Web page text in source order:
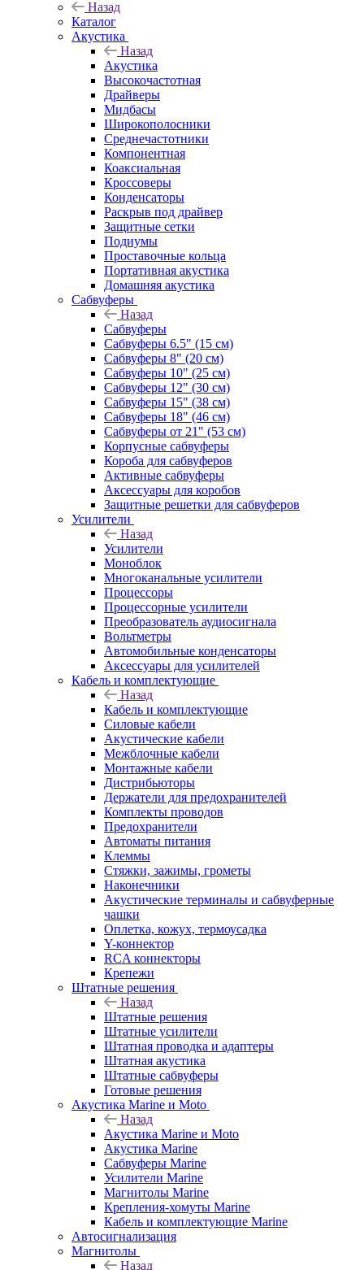
Назад
Каталог
Акустика
Назад
Акустика
Высокочастотная
Драйверы
Мидбасы
Широкополосники
Среднечастотники
Компонентная
Коаксиальная
Кроссоверы
Конденсаторы
Раскрыв под драйвер
Защитные сетки
Подиумы
Проставочные кольца
Портативная акустика
Домашняя акустика
Сабвуферы
Назад
Сабвуферы
Сабвуферы 6.5" (15 см)
Сабвуферы 8" (20 см)
Сабвуферы 10" (25 см)
Сабвуферы 12" (30 см)
Сабвуферы 15" (38 см)
Сабвуферы 18" (46 см)
Сабвуферы от 21" (53 см)
Корпусные сабвуферы
Короба для сабвуферов
Активные сабвуферы
Аксессуары для коробов
Защитные решетки для сабвуферов
Усилители
Назад
Усилители
Моноблок
Многоканальные усилители
Процессоры
Процессорные усилители
Преобразователь аудиосигнала
Вольтметры
Автомобильные конденсаторы
Аксессуары для усилителей
Кабель и комплектующие
Назад
Кабель и комплектующие
Силовые кабели
Акустические кабели
Межблочные кабели
Монтажные кабели
Дистрибьюторы
Держатели для предохранителей
Комплекты проводов
Предохранители
Автоматы питания
Клеммы
Стяжки, зажимы, грометы
Наконечники
Акустические терминалы и сабвуферные
чашки
Оплетка, кожух, термоусадка
Y-коннектор
RCA коннекторы
Крепежи
Штатные решения
Назад
Штатные решения
Штатные усилители
Штатная проводка и адаптеры
Штатная акустика
Штатные сабвуферы
Готовые решения
Акустика Marine и Moto
Назад
Акустика Marine и Moto
Акустика Marine
Сабвуферы Marine
Усилители Marine
Магнитолы Marine
Крепления-хомуты Marine
Кабель и комплектующие Marine
Автосигнализация
Магнитолы
Назад